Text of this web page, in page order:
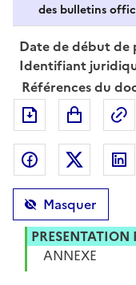
des bulletins
Date de début de
Identifiant
Références du
Exporter le
Partager sur
Masquer
PRESENTATION
ANNEXE